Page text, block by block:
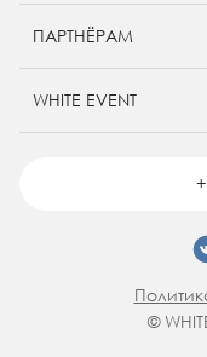
ПАРТНЁРАМ
WHITE EVENT
©